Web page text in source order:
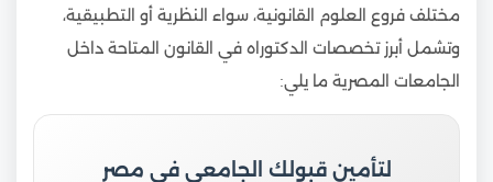
مختلف فروع العلوم القانونية، سواء النظرية أو التطبيقية،
وتشمل أبرز تخصصات الدكتوراه في القانون المتاحة داخل
الجامعات المصرية ما يلي:
لتأمين قبولك الجامعي في مصر